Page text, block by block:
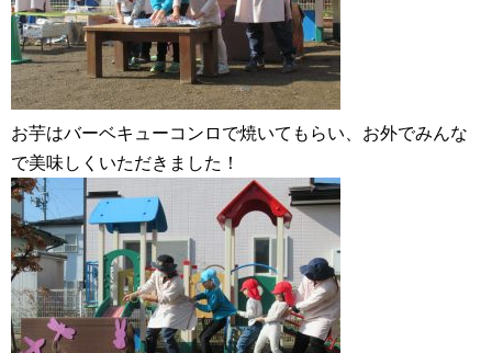
お芋はバーベキューコンロで焼いてもらい、お外でみんな
で美味しくいただきました！